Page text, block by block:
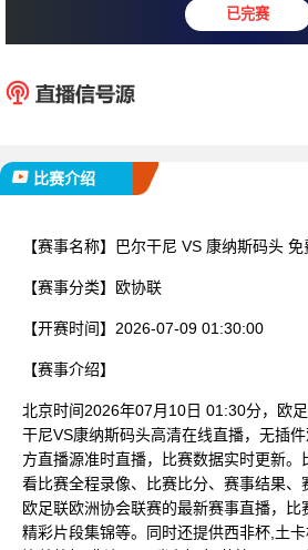
0
比赛介绍
【赛事名称】 巴尔干尼 VS 康纳斯码头
【赛事分类】 欧协联
【开赛时间】 2026-07-09 01:30:00
【赛事介绍】
北京时间2026年07月10日 01:30分，欧
干尼VS康纳斯码头高清在线直播，无插
方直播源准时直播，比赛数据实时更新
看比赛全程录像、比赛比分、赛事结果、
欧足联欧洲协会联赛的最新赛事直播，比
精彩片段集锦等。同时还提供西非杯,土